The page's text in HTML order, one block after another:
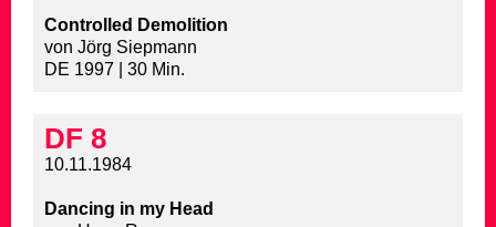
Controlled Demolition
von Jörg Siepmann
DE 1997 | 30 Min.
DF 8
10.11.1984
Dancing in my Head